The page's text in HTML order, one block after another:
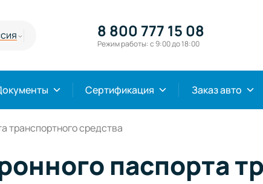
8 800 777 15 08
Режим работы: с 9:00 до 18:00
Сертификация Заказ авто
транспортного средства
паспорта